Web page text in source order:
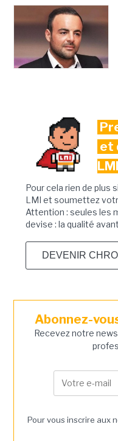
et
Pour cela rien de plus
LMI et soumettez
Attention : seules les
devise : la qualité
DEVENIR
Abonnez-
Recevez notre
Pour vous inscrire aux